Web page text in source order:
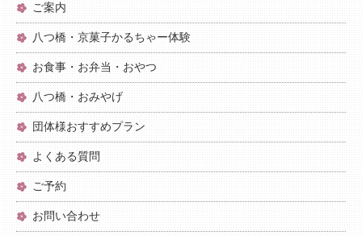
ご案内
八つ橋・京菓子かるちゃー体験
お食事・お弁当・おやつ
八つ橋・おみやげ
団体様おすすめプラン
よくある質問
ご予約
お問い合わせ